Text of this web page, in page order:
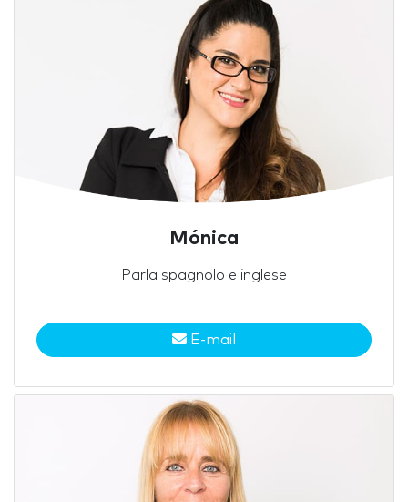
Mónica
Parla spagnolo e inglese
E-mail